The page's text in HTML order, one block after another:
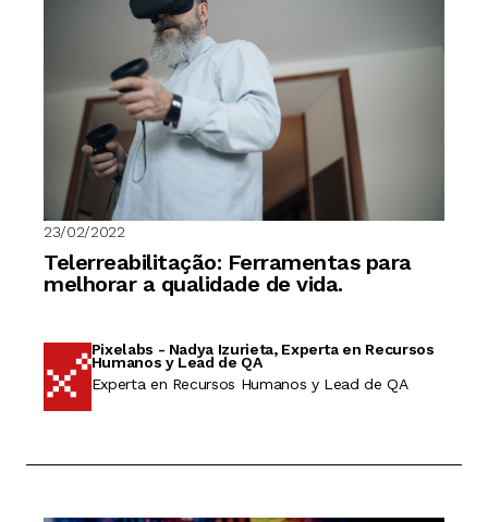
23/02/2022
Telerreabilitação: Ferramentas para
melhorar a qualidade de vida.
Pixelabs - Nadya Izurieta, Experta en Recursos
Humanos y Lead de QA
Experta en Recursos Humanos y Lead de QA